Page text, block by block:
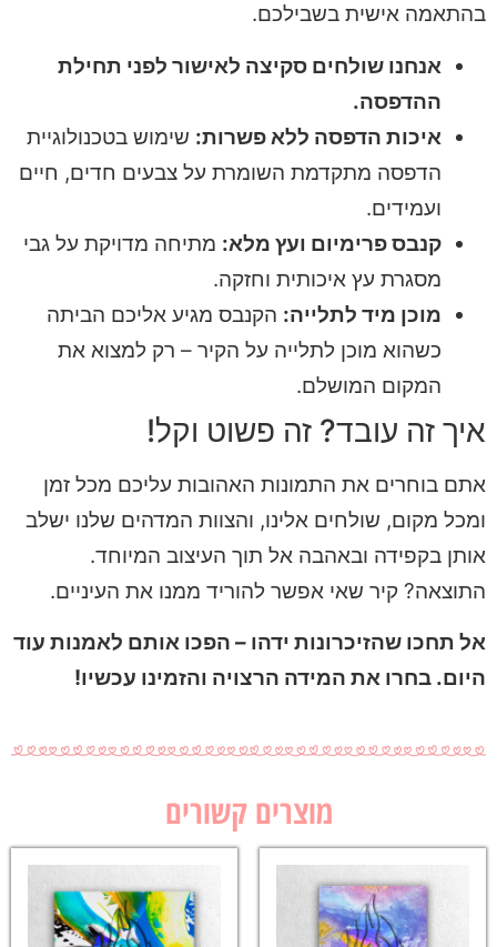
בהתאמה אישית בשבילכם.
אנחנו שולחים סקיצה לאישור לפני תחילת
ההדפסה.
איכות הדפסה ללא פשרות: שימוש בטכנולוגיית
הדפסה מתקדמת השומרת על צבעים חדים, חיים
ועמידים.
קנבס פרימיום ועץ מלא: מתיחה מדויקת על גבי
מסגרת עץ איכותית וחזקה.
מוכן מיד לתלייה: הקנבס מגיע אליכם הביתה
כשהוא מוכן לתלייה על הקיר – רק למצוא את
המקום המושלם.
איך זה עובד? זה פשוט וקל!
אתם בוחרים את התמונות האהובות עליכם מכל זמן
ומכל מקום, שולחים אלינו, והצוות המדהים שלנו ישלב
אותן בקפידה ובאהבה אל תוך העיצוב המיוחד.
התוצאה? קיר שאי אפשר להוריד ממנו את העיניים.
אל תחכו שהזיכרונות ידהו – הפכו אותם לאמנות עוד
היום. בחרו את המידה הרצויה והזמינו עכשיו!
מוצרים קשורים